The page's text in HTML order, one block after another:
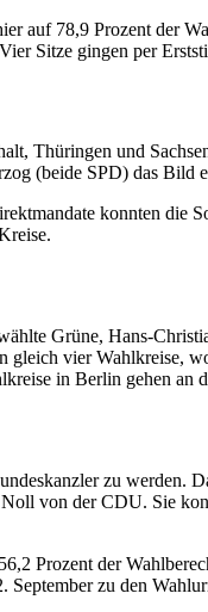
auf 78,9 Prozent der
Sitze gingen per
Thüringen und
(beide SPD) das Bild
konnten die
Grüne, Hans-
vier Wahlkreise,
in Berlin gehen an
zu werden.
von der CDU. Sie
Prozent der
September zu den